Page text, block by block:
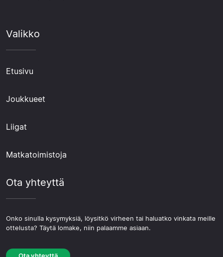
Valikko
Etusivu
Joukkueet
Liigat
Matkatoimistoja
Ota yhteyttä
Onko sinulla kysymyksiä, löysitkö virheen tai haluatko vinkata meille
ottelusta? Täytä lomake, niin palaamme asiaan.